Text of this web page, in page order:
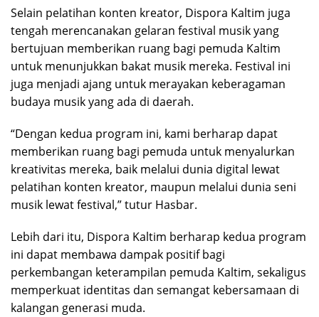
Selain pelatihan konten kreator, Dispora Kaltim juga
tengah merencanakan gelaran festival musik yang
bertujuan memberikan ruang bagi pemuda Kaltim
untuk menunjukkan bakat musik mereka. Festival ini
juga menjadi ajang untuk merayakan keberagaman
budaya musik yang ada di daerah.
“Dengan kedua program ini, kami berharap dapat
memberikan ruang bagi pemuda untuk menyalurkan
kreativitas mereka, baik melalui dunia digital lewat
pelatihan konten kreator, maupun melalui dunia seni
musik lewat festival,” tutur Hasbar.
Lebih dari itu, Dispora Kaltim berharap kedua program
ini dapat membawa dampak positif bagi
perkembangan keterampilan pemuda Kaltim, sekaligus
memperkuat identitas dan semangat kebersamaan di
kalangan generasi muda.